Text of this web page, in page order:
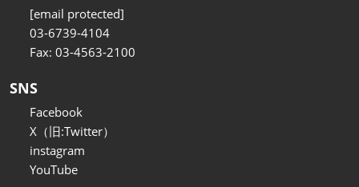
[email protected]
03-6739-4104
Fax: 03-4563-2100
SNS
Facebook
X（旧:Twitter）
instagram
YouTube